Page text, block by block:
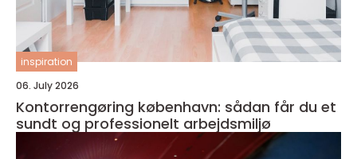
inspiration
06. July 2026
Kontorrengøring københavn: sådan får du et
sundt og professionelt arbejdsmiljø